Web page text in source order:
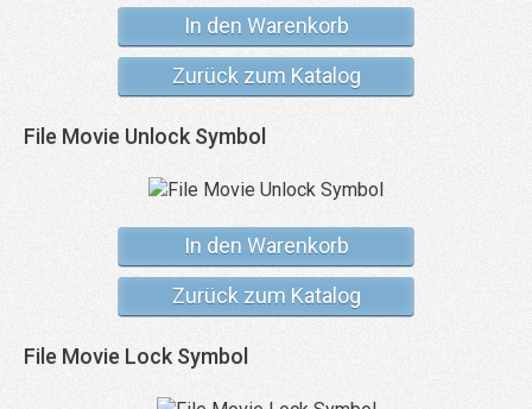
In den Warenkorb
Zurück zum Katalog
File Movie Unlock Symbol
In den Warenkorb
Zurück zum Katalog
File Movie Lock Symbol